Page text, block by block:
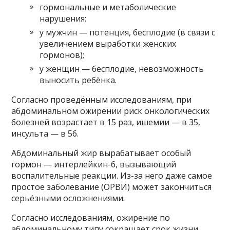
гормональные и метаболические
нарушения;
у мужчин — потенция, бесплодие (в связи с
увеличением выработки женских
гормонов);
у женщин — бесплодие, невозможность
выносить ребёнка.
Согласно проведённым исследованиям, при
абдоминальном ожирении риск онкологических
болезней возрастает в 15 раз, ишемии — в 35,
инсульта — в 56.
Абдоминальный жир вырабатывает особый
гормон — интерлейкин-6, вызывающий
воспалительные реакции. Из-за него даже самое
простое заболевание (ОРВИ) может закончиться
серьёзными осложнениями.
Согласно исследованиям, ожирение по